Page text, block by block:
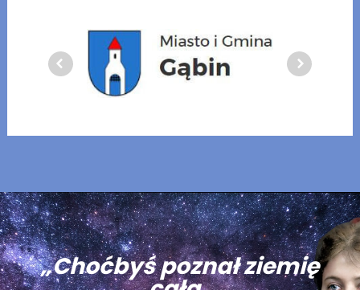
„Choćbyś poznał ziemię